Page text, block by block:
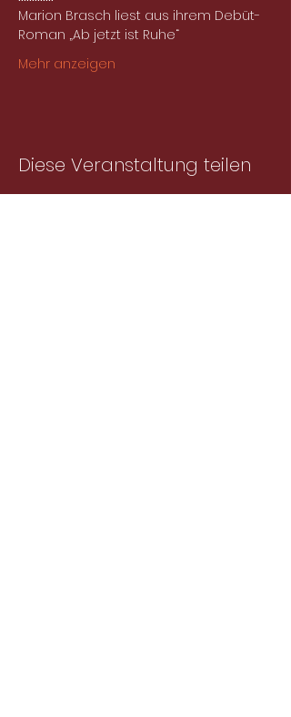
Marion Brasch liest aus ihrem Debüt-
Roman „Ab jetzt ist Ruhe“
Mehr anzeigen
Diese Veranstaltung teilen